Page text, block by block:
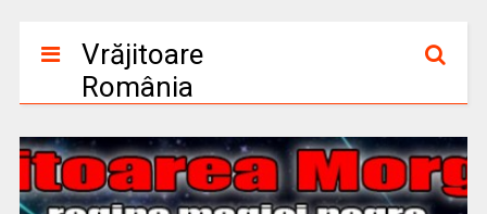
Vrăjitoare
România